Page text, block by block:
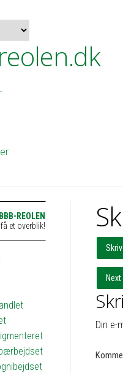
Din e-
REOLEN
et overblik!